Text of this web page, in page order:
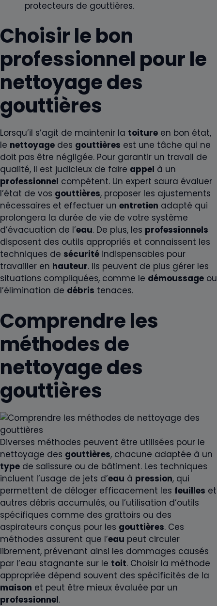
protecteurs de gouttières.
Choisir le bon
professionnel pour le
nettoyage des
gouttières
Lorsqu’il s’agit de maintenir la toiture en bon état,
le nettoyage des gouttières est une tâche qui ne
doit pas être négligée. Pour garantir un travail de
qualité, il est judicieux de faire appel à un
professionnel compétent. Un expert saura évaluer
l’état de vos gouttières, proposer les ajustements
nécessaires et effectuer un entretien adapté qui
prolongera la durée de vie de votre système
d’évacuation de l’eau. De plus, les professionnels
disposent des outils appropriés et connaissent les
techniques de sécurité indispensables pour
travailler en hauteur. Ils peuvent de plus gérer les
situations compliquées, comme le démoussage ou
l’élimination de débris tenaces.
Comprendre les
méthodes de
nettoyage des
gouttières
Diverses méthodes peuvent être utilisées pour le
nettoyage des gouttières, chacune adaptée à un
type de salissure ou de bâtiment. Les techniques
incluent l’usage de jets d’eau à pression, qui
permettent de déloger efficacement les feuilles et
autres débris accumulés, ou l’utilisation d’outils
spécifiques comme des grattoirs ou des
aspirateurs conçus pour les gouttières. Ces
méthodes assurent que l’eau peut circuler
librement, prévenant ainsi les dommages causés
par l’eau stagnante sur le toit. Choisir la méthode
appropriée dépend souvent des spécificités de la
maison et peut être mieux évaluée par un
professionnel.